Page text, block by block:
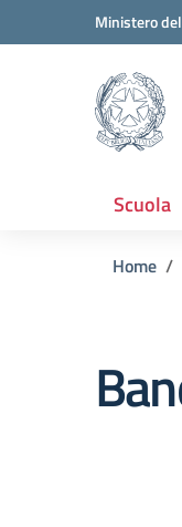
Vai ai contenuti
Vai al menu diMinistero
Scuola
Home